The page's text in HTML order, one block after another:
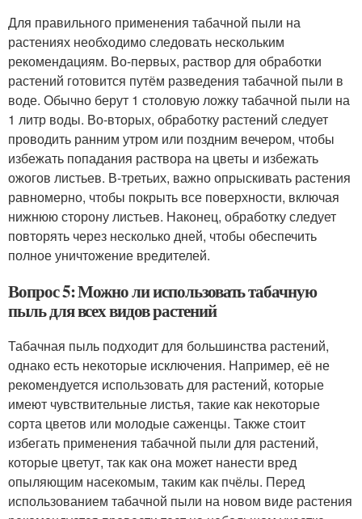
Для правильного применения табачной пыли на
растениях необходимо следовать нескольким
рекомендациям. Во-первых, раствор для обработки
растений готовится путём разведения табачной пыли в
воде. Обычно берут 1 столовую ложку табачной пыли на
1 литр воды. Во-вторых, обработку растений следует
проводить ранним утром или поздним вечером, чтобы
избежать попадания раствора на цветы и избежать
ожогов листьев. В-третьих, важно опрыскивать растения
равномерно, чтобы покрыть все поверхности, включая
нижнюю сторону листьев. Наконец, обработку следует
повторять через несколько дней, чтобы обеспечить
полное уничтожение вредителей.
Вопрос 5: Можно ли использовать табачную
пыль для всех видов растений
Табачная пыль подходит для большинства растений,
однако есть некоторые исключения. Например, её не
рекомендуется использовать для растений, которые
имеют чувствительные листья, такие как некоторые
сорта цветов или молодые саженцы. Также стоит
избегать применения табачной пыли для растений,
которые цветут, так как она может нанести вред
опыляющим насекомым, таким как пчёлы. Перед
использованием табачной пыли на новом виде растения